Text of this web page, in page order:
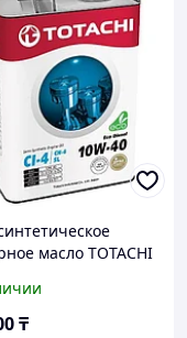
масло TOTACHI
₸